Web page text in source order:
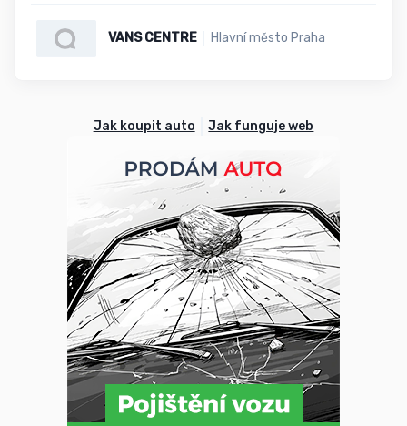
VANS CENTRE Hlavní město Praha
Jak koupit auto Jak funguje web